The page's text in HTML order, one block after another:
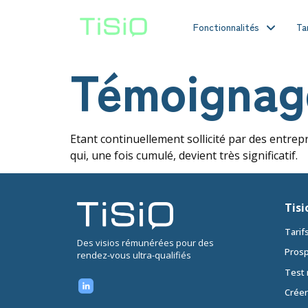
Fonctionnalités
Etant continuellement sollicité par des
qui, une fois cumulé, devient très significatif.
Des visios rémunérées pour des
rendez-vous ultra-qualifiés
Test